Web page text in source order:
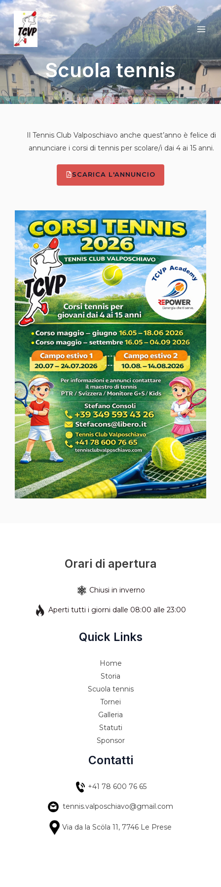
Vai
al
contenuto
Scuola tennis
Il Tennis Club Valposchiavo anche quest’anno è felice di
annunciare i corsi di tennis per scolare/i dai 4 ai 15 anni.
SCARICA L'ANNUNCIO
Orari di apertura
Chiusi in inverno
Aperti tutti i giorni dalle 08:00 alle 23:00
Quick Links
Home
Storia
Scuola tennis
Tornei
Galleria
Statuti
Sponsor
Contatti
+41 78 600 76 65
tennis.valposchiavo@gmail.com
Via da la Scöla 11, 7746 Le Prese